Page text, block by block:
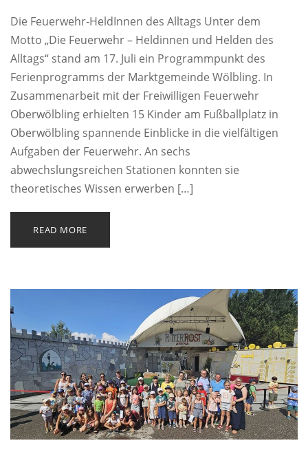
Die Feuerwehr-HeldInnen des Alltags Unter dem
Motto „Die Feuerwehr – Heldinnen und Helden des
Alltags“ stand am 17. Juli ein Programmpunkt des
Ferienprogramms der Marktgemeinde Wölbling. In
Zusammenarbeit mit der Freiwilligen Feuerwehr
Oberwölbling erhielten 15 Kinder am Fußballplatz in
Oberwölbling spannende Einblicke in die vielfältigen
Aufgaben der Feuerwehr. An sechs
abwechslungsreichen Stationen konnten sie
theoretisches Wissen erwerben […]
READ MORE